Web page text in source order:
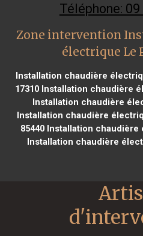
Téléphone:
Zone intervention
électrique Le
Installation chaudière
17310 Installation chaudière
Installation chaudière
Installation chaudière
85440Installation chaudière
Installation chaudière